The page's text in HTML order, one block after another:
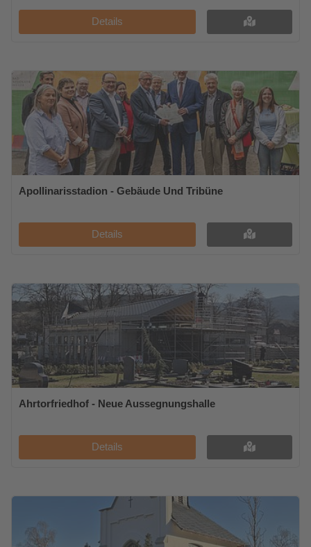
Details
Apollinarisstadion - Gebäude Und Tribüne
Details
Ahrtorfriedhof - Neue Aussegnungshalle
Details